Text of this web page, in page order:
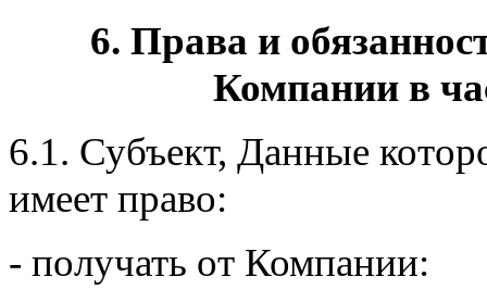
6. Права и
Компании в
6.1. Субъект, Данные
имеет право:
- получать от Компании: